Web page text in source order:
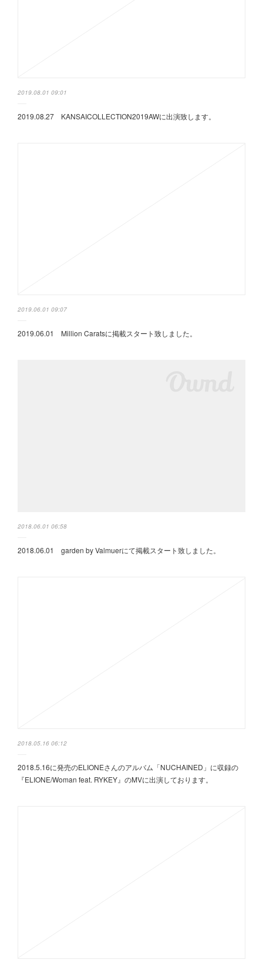
2019.08.01 09:01
2019.08.27 KANSAICOLLECTION2019AWに出演致します。
2019.06.01 09:07
2019.06.01 Million Caratsに掲載スタート致しました。
2018.06.01 06:58
2018.06.01 garden by Valmuerにて掲載スタート致しました。
2018.05.16 06:12
2018.5.16に発売のELIONEさんのアルバム「NUCHAINED」に収録の
『ELIONE/Woman feat. RYKEY』のMVに出演しております。